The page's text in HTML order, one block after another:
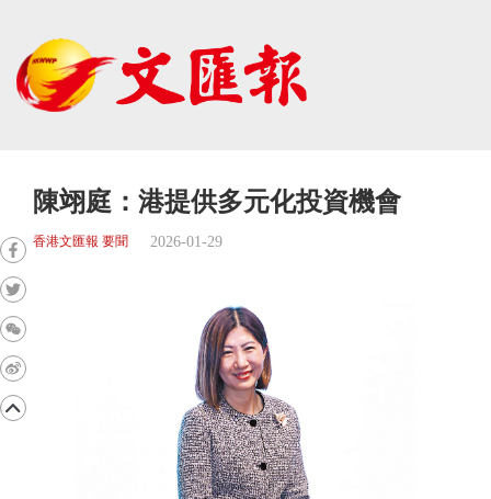
陳翊庭：港提供多元化投資機會
香港文匯報 要聞 2026-01-29